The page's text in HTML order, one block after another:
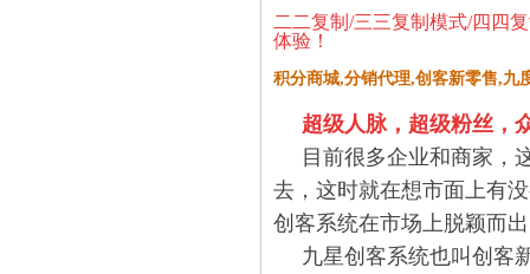
二二复制/三三复制模式/四四
体验！
积分商城,分销代理,创客新零售,九
超级人脉，超级粉丝，
目前很多企业和商家，
去，这时就在想市面上有
创客系统在市场上脱颖而
九星创客系统也叫创客